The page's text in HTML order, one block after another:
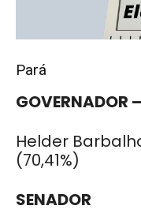
Pará
GOVERNADOR –
Helder
(70,41%)
SENADOR